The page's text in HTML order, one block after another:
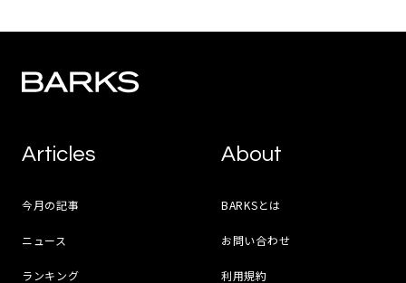
Articles
今月の記事
ニュース
ランキング
About
BARKSとは
お問い合わせ
利用規約